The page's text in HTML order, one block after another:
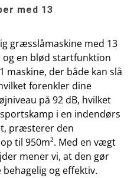
med 13
græsslåmaskine med 13
en blød startfunktion
maskine, der både kan slå
forenkler dine
på 92 dB, hvilket
i en indendørs
præsterer den
til 950m². Med en vægt
mener vi, at den gør
og effektiv.